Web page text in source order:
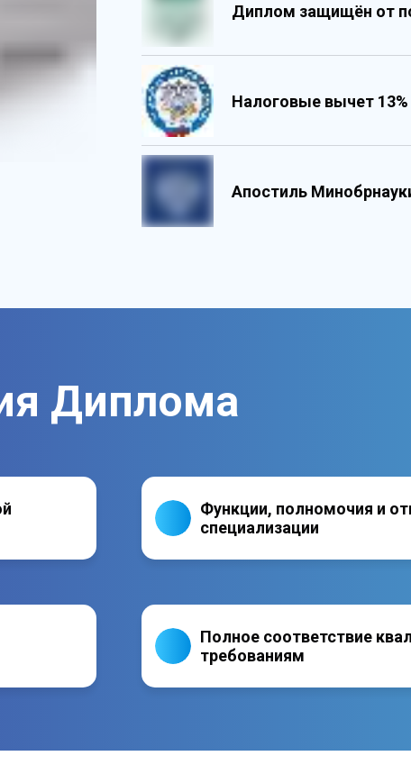
Диплом защищён от
Государственными
Персонализированный
Содержит
Налоговые вычет
Апостиль
Диплома
Функции, полномочия и
специализации
Полное соответствие
требованиям